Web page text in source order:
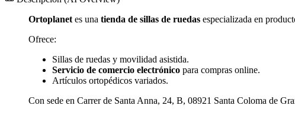
Ortoplanet es una tienda de sillas de ruedas especializada en
Ofrece:
Sillas de ruedas y movilidad asistida.
Servicio de comercio electrónico para compras online.
Artículos ortopédicos variados.
Con sede en Carrer de Santa Anna, 24, B, 08921 Santa Coloma de